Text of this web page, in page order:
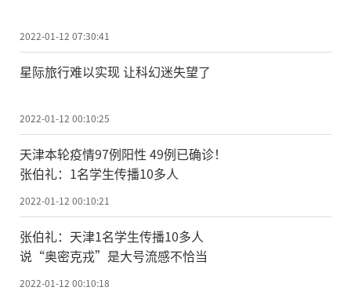
2022-01-12 07:30:41
星际旅行难以实现 让科幻迷失望了
2022-01-12 00:10:25
天津本轮疫情97例阳性 49例已确诊！
张伯礼：1名学生传播10多人
2022-01-12 00:10:21
张伯礼：天津1名学生传播10多人
说“奥密克戎”是大号流感不恰当
2022-01-12 00:10:18